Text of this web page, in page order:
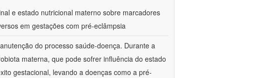
e estado nutricional materno sobre marcadores
em gestações com pré-eclâmpsia
do processo saúde-doença. Durante a
materna, que pode sofrer influência do estado
gestacional, levando a doenças como a pré-